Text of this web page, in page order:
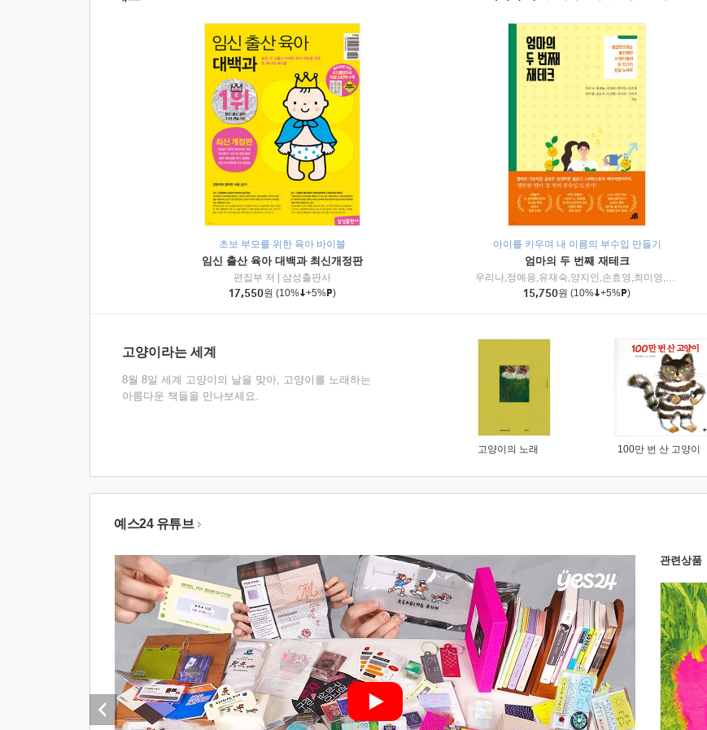
초보 부모를 위한 육아 바이블
임신 출산 육아 대백과 최신개정판
편집부 저
삼성출판사
17,550원 (10% +5% )
아이를 키우며 내 이름의 부수입 만들기
엄마의 두 번째 재테크
우리나,정예용,유재숙,양지인,손효영,최미영,조민주,이진현,차미숙,서미숙 저
15,750원 (10% +5% )
고양이라는 세계
8월 8일 세계 고양이의 날을 맞아, 고양이를 노래하는
아름다운 책들을 만나보세요.
고양이의 노래 100만 번 산 고양이
예스24 유튜브
관련상품